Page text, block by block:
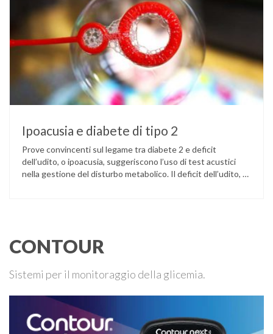
Ipoacusia e diabete di tipo 2
Prove convincenti sul legame tra diabete 2 e deficit
dell’udito, o ipoacusia, suggeriscono l’uso di test acustici
nella gestione del disturbo metabolico. Il deficit dell’udito, o
CONTOUR
Sistemi per il monitoraggio della glicemia.